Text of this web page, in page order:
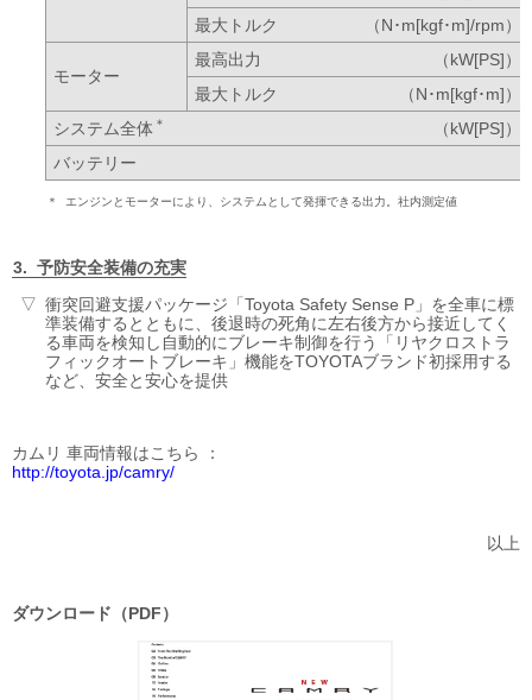
最大トルク
（N･m[kgf･m]/rpm）
モーター
最高出力
（kW[PS]）
最大トルク
（N･m[kgf･m]）
システム全体 ＊
（kW[PS]）
バッテリー
＊ エンジンとモーターにより、システムとして発揮できる出力。 社内測定値
予防安全装備の充実
衝突回避支援パッケージ「Toyota Safety Sense P」を全車に標
準装備するとともに、後退時の死角に左右後方から接近してく
る車両を検知し自動的にブレーキ制御を行う「リヤクロストラ
フィックオートブレーキ」機能をTOYOTAブランド初採用する
など、安全と安心を提供
カムリ 車両情報はこちら
http://toyota.jp/camry/
以上
ダウンロード（PDF）